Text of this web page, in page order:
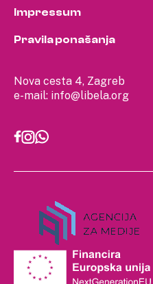
Nova cesta 4, Zagreb
e-mail: info@libela.org
Impressum
Pravila ponašanja